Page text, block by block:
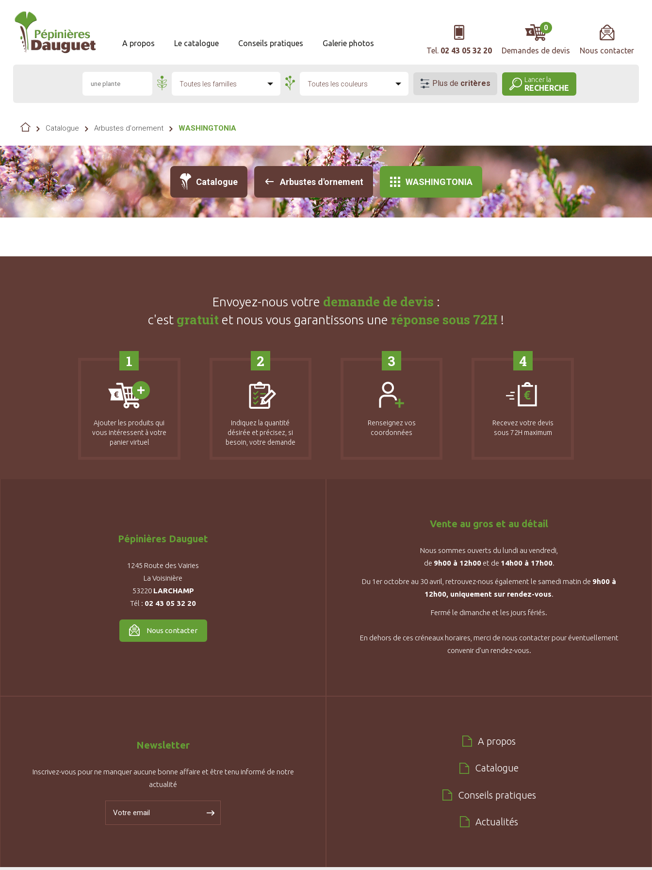
A propos Le catalogue Conseils pratiques
Galerie photos
Tel. 02 43 05 32 20
0
Demandes de devis Nous contacter
Toutes les familles Toutes les couleurs Plus de critères Lancer la
RECHERCHE
Catalogue Arbustes d'ornement WASHINGTONIA
Catalogue Arbustes d'ornement WASHINGTONIA
Envoyez-nous votre demande de devis :
c'est gratuit et nous vous garantissons une réponse sous 72H !
1
Ajouter les produits qui
vous intéressent à votre
panier virtuel
2
Indiquez la quantité
désirée et précisez, si
besoin, votre demande
3
Renseignez vos
coordonnées
4
Recevez votre devis
sous 72H maximum
Pépinières Dauguet
1245 Route des Vairies
La Voisinière
53220 LARCHAMP
Tél : 02 43 05 32 20
Nous contacter
Vente au gros et au détail
Nous sommes ouverts du lundi au vendredi,
de 9h00 à 12h00et de 14h00 à 17h00.
Du 1er octobre au 30 avril, retrouvez-nous également le samedi matin de 9h00 à
12h00, uniquement sur rendez-vous.
Fermé le dimanche et les jours fériés.
En dehors de ces créneaux horaires, merci de nous contacter pour éventuellement
convenir d'un rendez-vous.
Newsletter
Inscrivez-vous pour ne manquer aucune bonne affaire et être tenu informé de notre
actualité
A propos
Catalogue
Conseils pratiques
Actualités